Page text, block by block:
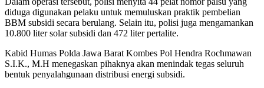
diduga digunakan pelaku untuk memuluskan praktik pembelian
BBM subsidi secara berulang. Selain itu, polisi juga mengamankan
10.800 liter solar subsidi dan 472 liter pertalite.
‎Kabid Humas Polda Jawa Barat Kombes Pol Hendra Rochmawan
S.I.K., M.H menegaskan pihaknya akan menindak tegas seluruh
bentuk penyalahgunaan distribusi energi subsidi.